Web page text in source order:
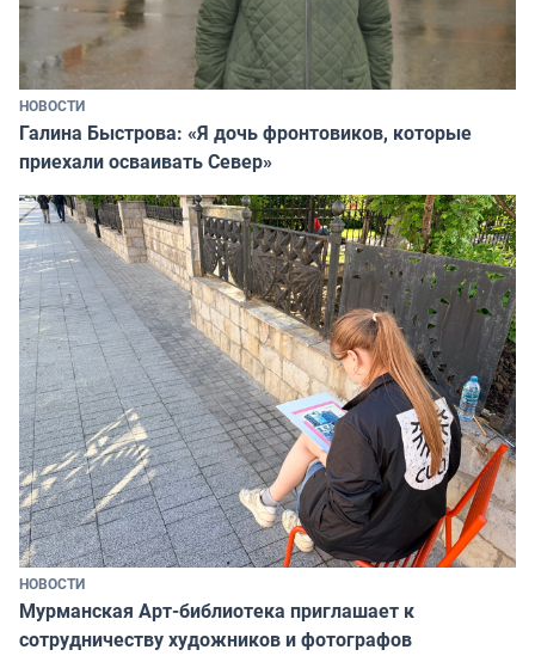
НОВОСТИ
Галина Быстрова: «Я дочь фронтовиков, которые
приехали осваивать Север»
НОВОСТИ
Мурманская Арт-библиотека приглашает к
сотрудничеству художников и фотографов